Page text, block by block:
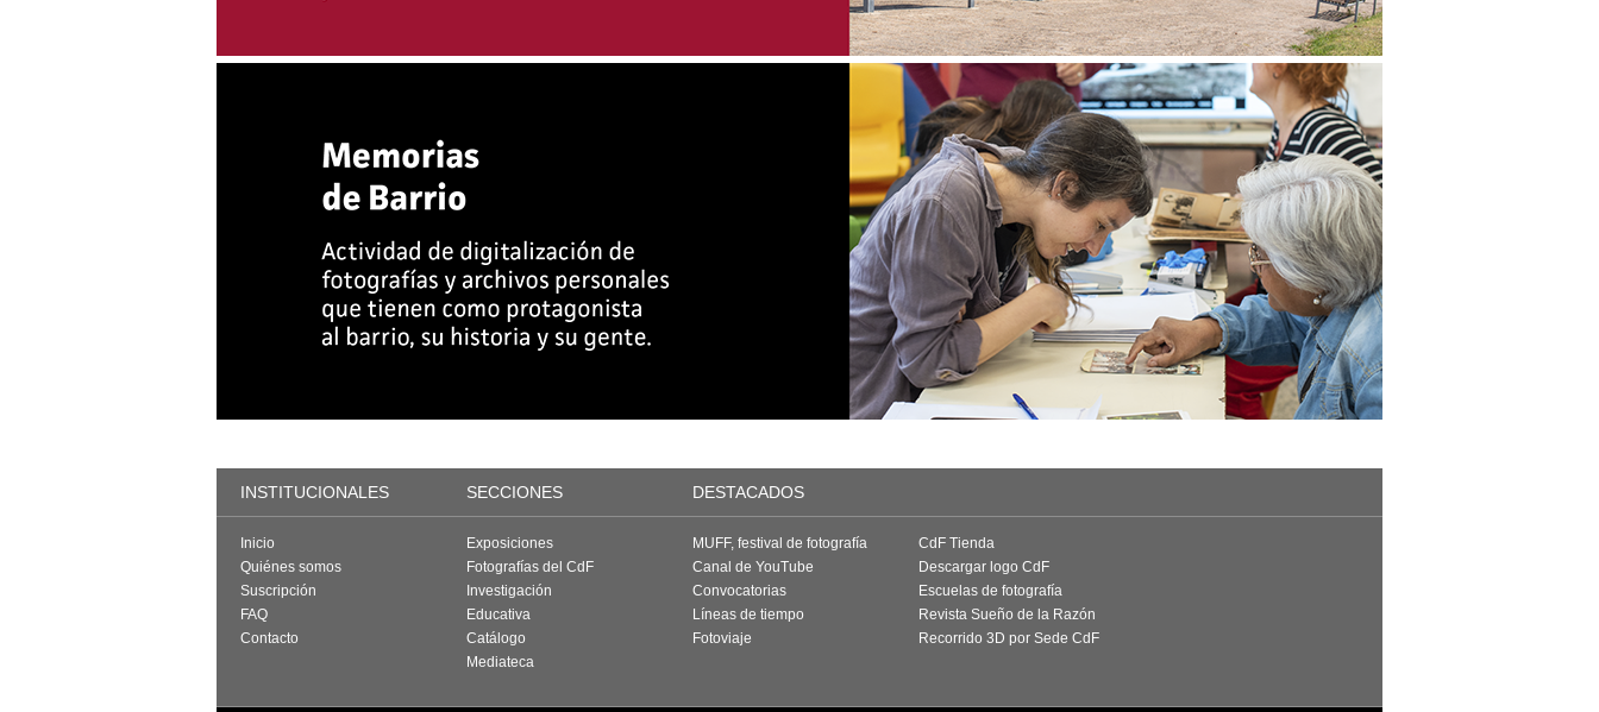
INSTITUCIONALES SECCIONES DESTACADOS
Inicio
Quiénes somos
Suscripción
FAQ
Contacto
Exposiciones
Fotografías del CdF
Investigación
Educativa
Catálogo
Mediateca
MUFF, festival de fotografía
Canal de YouTube
Convocatorias
Líneas de tiempo
Fotoviaje
CdF Tienda
Descargar logo CdF
Escuelas de fotografía
Revista Sueño de la Razón
Recorrido 3D por Sede CdF